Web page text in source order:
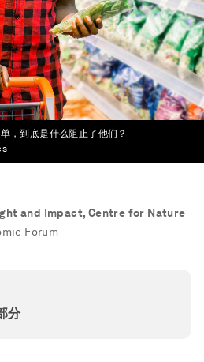
，到底是什么阻止了他们？
and Impact, Centre for Nature
Forum
分